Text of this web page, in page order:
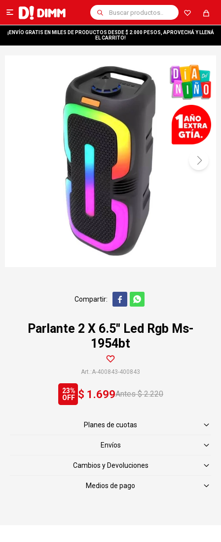

¡ENVÍO GRATIS EN MILES DE PRODUCTOS DESDE $ 2.000 PESOS, APROVECHÁ Y LLENÁ
EL CARRITO!
 
Parlante 2 X 6.5'' Led Rgb Ms-
1954bt
A-400843-400843
$ 1.699 $ 2.220
23
Planes de cuotas
Envíos
Cambios y Devoluciones
Medios de pago